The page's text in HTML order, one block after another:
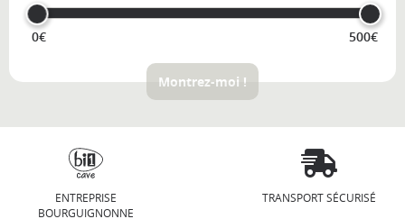
0€ 500€
Montrez-moi !
ENTREPRISE
BOURGUIGNONNE
TRANSPORT SÉCURISÉ